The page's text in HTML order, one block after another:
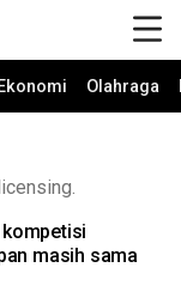
Ekonomi Olahraga
masih sama